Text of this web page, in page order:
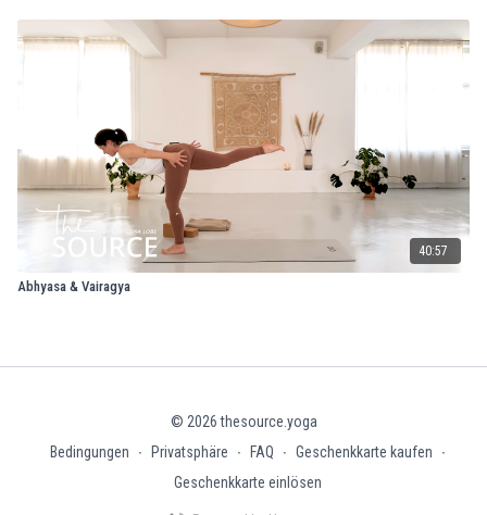
40:57
Abhyasa & Vairagya
© 2026 thesource.yoga
Bedingungen
∙ Privatsphäre ∙ FAQ ∙ Geschenkkarte kaufen
∙
Geschenkkarte einlösen